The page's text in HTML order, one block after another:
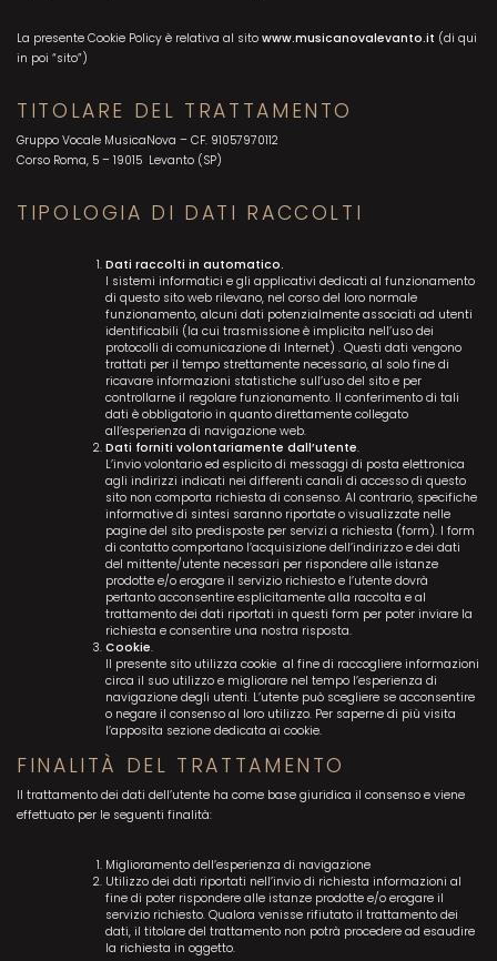
La presente Cookie Policy è relativa al sito www.musicanovalevanto.it (di qui
in poi “sito”)
TITOLARE DEL TRATTAMENTO
Gruppo Vocale MusicaNova – CF. 91057970112
Corso Roma, 5 – 19015 Levanto (SP)
TIPOLOGIA DI DATI RACCOLTI
Dati raccolti in automatico.
I sistemi informatici e gli applicativi dedicati al funzionamento
di questo sito web rilevano, nel corso del loro normale
funzionamento, alcuni dati potenzialmente associati ad utenti
identificabili (la cui trasmissione è implicita nell’uso dei
protocolli di comunicazione di Internet) . Questi dati vengono
trattati per il tempo strettamente necessario, al solo fine di
ricavare informazioni statistiche sull’uso del sito e per
controllarne il regolare funzionamento. Il conferimento di tali
dati è obbligatorio in quanto direttamente collegato
all’esperienza di navigazione web.
Dati forniti volontariamente dall’utente.
L’invio volontario ed esplicito di messaggi di posta elettronica
agli indirizzi indicati nei differenti canali di accesso di questo
sito non comporta richiesta di consenso. Al contrario, specifiche
informative di sintesi saranno riportate o visualizzate nelle
pagine del sito predisposte per servizi a richiesta (form). I form
di contatto comportano l’acquisizione dell’indirizzo e dei dati
del mittente/utente necessari per rispondere alle istanze
prodotte e/o erogare il servizio richiesto e l’utente dovrà
pertanto acconsentire esplicitamente alla raccolta e al
trattamento dei dati riportati in questi form per poter inviare la
richiesta e consentire una nostra risposta.
Cookie.
Il presente sito utilizza cookie al fine di raccogliere informazioni
circa il suo utilizzo e migliorare nel tempo l’esperienza di
navigazione degli utenti. L’utente può scegliere se acconsentire
o negare il consenso al loro utilizzo. Per saperne di più visita
l’apposita sezione dedicata ai cookie.
FINALITÀ DEL TRATTAMENTO
Il trattamento dei dati dell’utente ha come base giuridica il consenso e viene
effettuato per le seguenti finalità:
Miglioramento dell’esperienza di navigazione
Utilizzo dei dati riportati nell’invio di richiesta informazioni al
fine di poter rispondere alle istanze prodotte e/o erogare il
servizio richiesto. Qualora venisse rifiutato il trattamento dei
dati, il titolare del trattamento non potrà procedere ad esaudire
la richiesta in oggetto.